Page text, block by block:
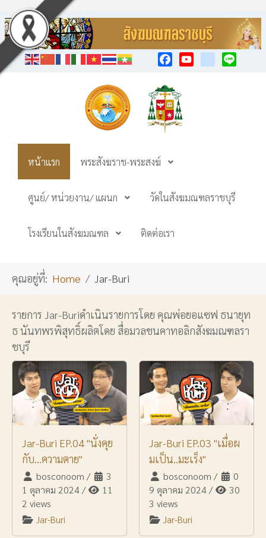
หน้าแรก พระสังฆราช-พระสงฆ์
ศูนย์/ หน่วยงาน/ แผนก วัดในสังฆมณฑลราชบุรี
โรงเรียนในสังฆมณฑล ติดต่อเรา
คุณอยู่ที่: Home Jar-Buri
รายการ Jar-Buriดำเนินรายการโดย คุณพ่อยอแซฟ ธนายุท
ธ นันทพรพิสุทธิ์ผลิตโดย สื่อมวลชนคาทอลิกสังฆมณฑลรา
ชบุรี
Jar-Buri EP.04 "นั่งคุย
กับ...ความตาย"
bosconoom /
3
1 ตุลาคม 2024/
11
2 views
Jar-Buri
Jar-Buri EP.03 "เมื่อผ
มเป็น..มะเร็ง"
bosconoom /
0
9 ตุลาคม 2024/
30
3 views
Jar-Buri